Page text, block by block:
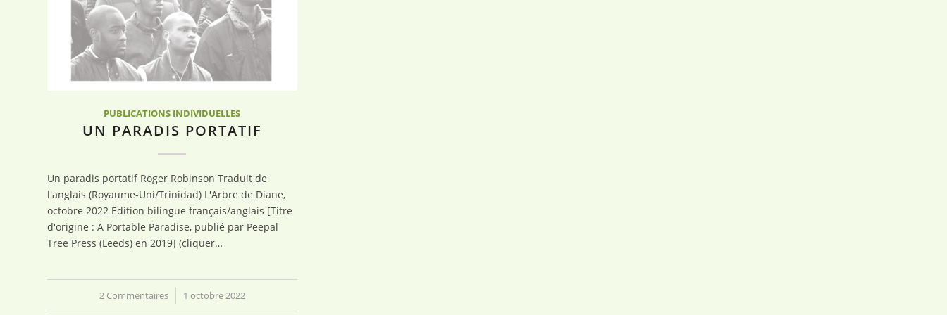
PUBLICATIONS INDIVIDUELLES
UN PARADIS PORTATIF
Un paradis portatif Roger Robinson Traduit de
l'anglais (Royaume-Uni/Trinidad) L'Arbre de Diane,
octobre 2022 Edition bilingue français/anglais [Titre
d'origine : A Portable Paradise, publié par Peepal
Tree Press (Leeds) en 2019] (cliquer…
2 Commentaires
/ 1 octobre 2022